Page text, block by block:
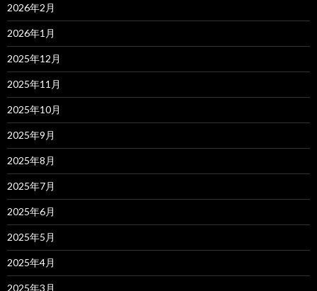
2026年2月
2026年1月
2025年12月
2025年11月
2025年10月
2025年9月
2025年8月
2025年7月
2025年6月
2025年5月
2025年4月
2025年3月